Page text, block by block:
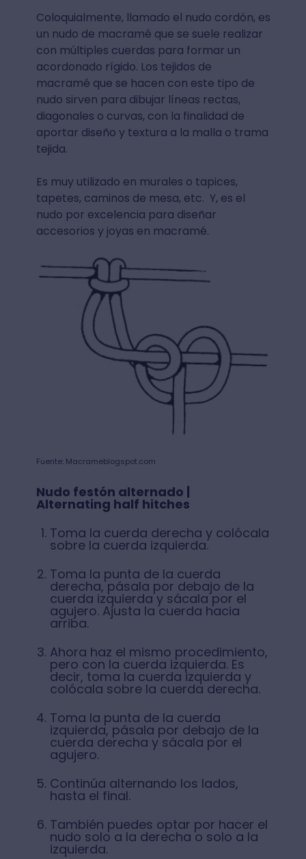
Coloquialmente, llamado el nudo cordón, es
un nudo de macramé que se suele realizar
con múltiples cuerdas para formar un
acordonado rígido. Los tejidos de
macramé que se hacen con este tipo de
nudo sirven para dibujar líneas rectas,
diagonales o curvas, con la finalidad de
aportar diseño y textura a la malla o trama
tejida.
Es muy utilizado en murales o tapices,
tapetes, caminos de mesa, etc. Y, es el
nudo por excelencia para diseñar
accesorios y joyas en macramé.
Fuente: Macrameblogspot.com
Nudo festón alternado |
Alternating half hitches
Toma la cuerda derecha y colócala
sobre la cuerda izquierda.
Toma la punta de la cuerda
derecha, pásala por debajo de la
cuerda izquierda y sácala por el
agujero. Ajusta la cuerda hacia
arriba.
Ahora haz el mismo procedimiento,
pero con la cuerda izquierda. Es
decir, toma la cuerda izquierda y
colócala sobre la cuerda derecha.
Toma la punta de la cuerda
izquierda, pásala por debajo de la
cuerda derecha y sácala por el
agujero.
Continúa alternando los lados,
hasta el final.
También puedes optar por hacer el
nudo solo a la derecha o solo a la
izquierda.